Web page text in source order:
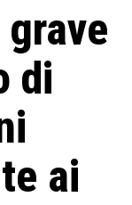
di
ai